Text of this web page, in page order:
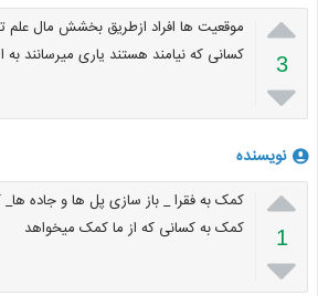

3

موقعیت ها افراد ازطریق بخشش مال علم
کسانی که نیامند هستند یاری میرسانند
نویسنده

1

کمک به فقرا _ باز سازی پل ها و جاده
کمک به کسانی که از ما کمک میخواهد